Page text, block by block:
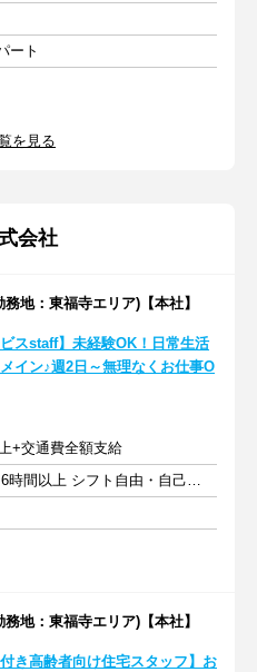
ート
を見る
会社
地：東福寺エリア)【本社】
ビスstaff】未経験OK！日常生活
イン♪週2日～無理なくお仕事O
+交通費全額支給
週2日以上 1日6時間以上 シフト自由・自己申告
地：東福寺エリア)【本社】
付き高齢者向け住宅スタッフ】お